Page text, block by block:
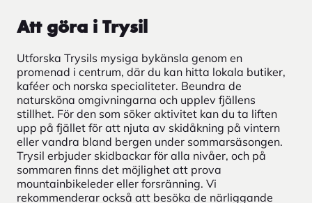
Att göra i Trysil
Utforska Trysils mysiga bykänsla genom en
promenad i centrum, där du kan hitta lokala butiker,
kaféer och norska specialiteter. Beundra de
natursköna omgivningarna och upplev fjällens
stillhet. För den som söker aktivitet kan du ta liften
upp på fjället för att njuta av skidåkning på vintern
eller vandra bland bergen under sommarsäsongen.
Trysil erbjuder skidbackar för alla nivåer, och på
sommaren finns det möjlighet att prova
mountainbikeleder eller forsränning. Vi
rekommenderar också att besöka de närliggande